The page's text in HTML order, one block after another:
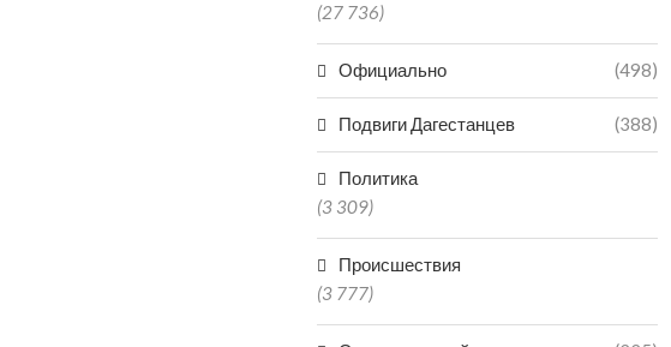
(27 736)
Официально (498)
Подвиги Дагестанцев (388)
Политика
(3 309)
Происшествия
(3 777)